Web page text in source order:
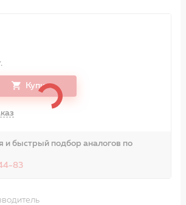
Купить
и быстрый подбор аналогов по
83